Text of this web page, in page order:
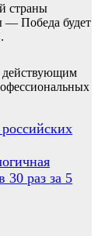
страны
— Победа будет
действующим
30 раз за 5